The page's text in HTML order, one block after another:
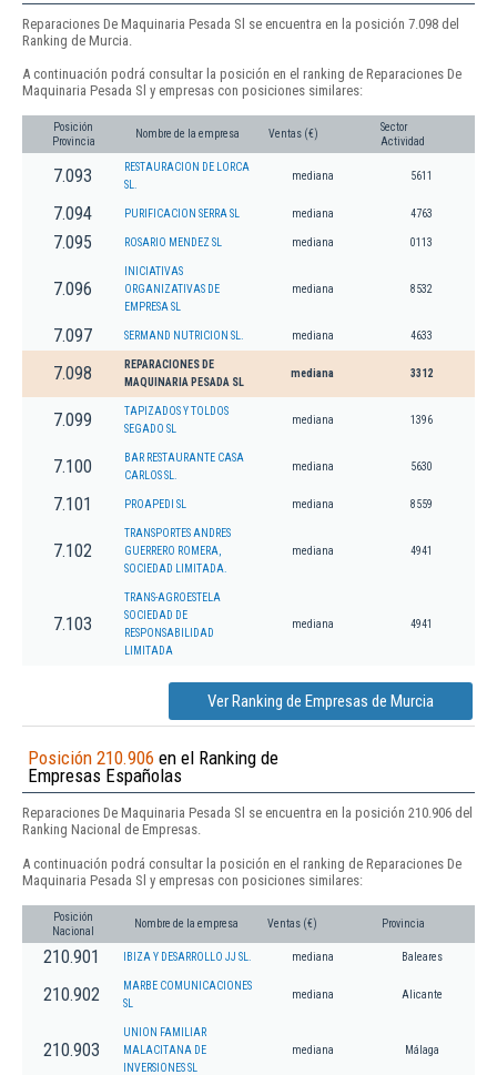
Reparaciones De Maquinaria Pesada Sl se encuentra en la posición 7.098 del
Ranking de Murcia.
A continuación podrá consultar la posición en el ranking de Reparaciones De
Maquinaria Pesada Sl y empresas con posiciones similares:
Posición
Provincia
Nombre de la empresa Ventas (€)
Sector
Actividad
7.093
RESTAURACION DE LORCA
SL.
mediana 5611
7.094 PURIFICACION SERRA SL mediana 4763
7.095 ROSARIO MENDEZ SL mediana 0113
7.096
INICIATIVAS
ORGANIZATIVAS DE
EMPRESA SL
mediana 8532
7.097 SERMAND NUTRICION SL. mediana 4633
7.098
REPARACIONES DE
MAQUINARIA PESADA SL
mediana 3312
7.099
TAPIZADOS Y TOLDOS
SEGADO SL
mediana 1396
7.100
BAR RESTAURANTE CASA
CARLOS SL.
mediana 5630
7.101 PROAPEDI SL mediana 8559
7.102
TRANSPORTES ANDRES
GUERRERO ROMERA,
SOCIEDAD LIMITADA.
mediana 4941
7.103
TRANS-AGROESTELA
SOCIEDAD DE
RESPONSABILIDAD
LIMITADA
mediana 4941
Ver Ranking de Empresas de Murcia
Posición 210.906 en el Ranking de
Empresas Españolas
Reparaciones De Maquinaria Pesada Sl se encuentra en la posición 210.906 del
Ranking Nacional de Empresas.
A continuación podrá consultar la posición en el ranking de Reparaciones De
Maquinaria Pesada Sl y empresas con posiciones similares:
Posición
Nacional
Nombre de la empresa Ventas (€) Provincia
210.901 IBIZA Y DESARROLLO JJ SL. mediana Baleares
210.902
MARBE COMUNICACIONES
SL
mediana Alicante
210.903
UNION FAMILIAR
MALACITANA DE
INVERSIONES SL
mediana Málaga